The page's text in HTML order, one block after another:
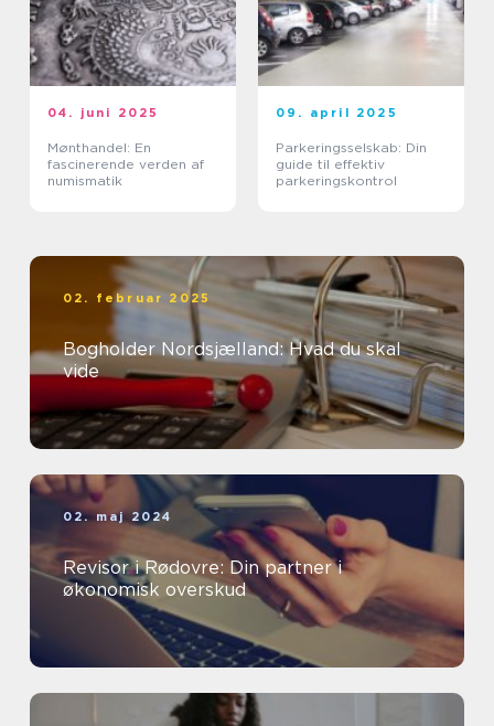
04. juni 2025
Mønthandel: En
fascinerende verden af
numismatik
09. april 2025
Parkeringsselskab: Din
guide til effektiv
parkeringskontrol
02. februar 2025
Bogholder Nordsjælland: Hvad du skal
vide
02. maj 2024
Revisor i Rødovre: Din partner i
økonomisk overskud